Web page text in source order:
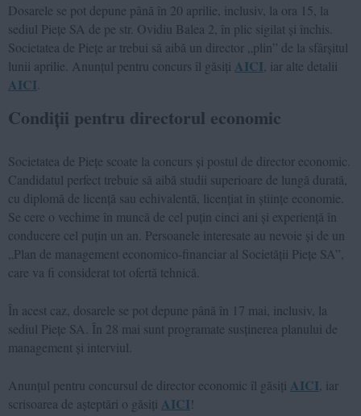
Dosarele se pot depune până în 20 aprilie, inclusiv, la ora 15, la
sediul Piețe SA de pe str. Ovidiu Balea 2, în plic sigilat și închis.
Societatea de Piețe ar trebui să aibă un director „plin” de la sfârșitul
lunii aprilie. Anunțul pentru concurs îl găsiți AICI , iar alte detalii
AICI
Condiții pentru directorul economic
Societatea de Piețe scoate la concurs și postul de director economic.
Candidatul perfect trebuie să aibă studii superioare de lungă durată,
cu diplomă de licență sau echivalentă, licențiat în științe economie.
Se cere o vechime în muncă de cel puțin cinci ani și experiență în
conducere cel puțin un an. Persoanele interesate au nevoie și de un
„Plan de management economico-financiar al Societății Piețe SA”,
care va fi considerat tot ofertă tehnică.
În acest caz, dosarele se pot depune până în 17 mai, inclusiv, la
sediul Piețe SA. În 28 mai sunt programate susținerea planului de
management și interviul.
Anunțul pentru concursul de director economic îl găsiți AICI , iar
scrisoarea de așteptări o găsiți AICI!